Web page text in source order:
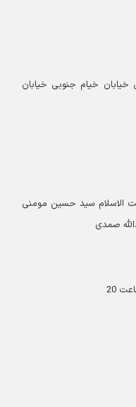
خیام جنوبی خیابان
الاسلام سید حسین مومنی
صمدی